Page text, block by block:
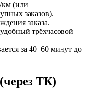
км (или
заказов).
заказа.
трёхчасовой
за 40–60 минут до
ТК)